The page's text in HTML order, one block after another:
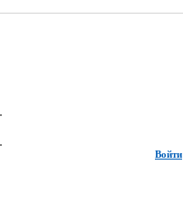
Войти